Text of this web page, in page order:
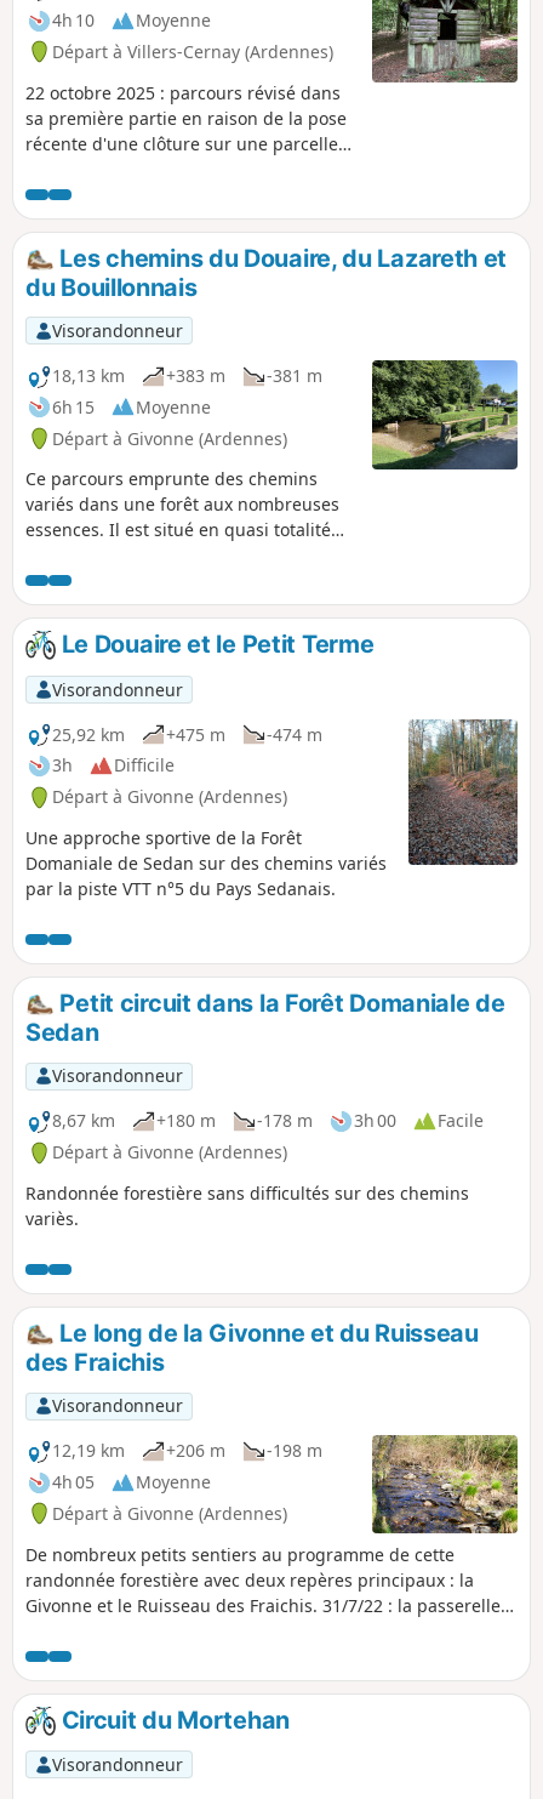
4h 10
Moyenne
Départ à Villers-Cernay (Ardennes)
22 octobre 2025 : parcours révisé dans
sa première partie en raison de la pose
récente d'une clôture sur une parcelle
forestier parfois sauvage, à proximité de
la Belgique. Il aborde, surtout dans sa
première partie, des espaces naturels
peu fréquentés. Les modestes ruisseaux
y ont façonné un relief étonnant. La
Roche au Sel, Le Gros Chêne, et l’Étang
la Motte mériteront un petit coup d'œil
dans la deuxième partie du parcours.
Les chemins du Douaire, du Lazareth et
du Bouillonnais
Visorandonneur
18,13 km
+383 m
-381 m
6h 15
Moyenne
Départ à Givonne (Ardennes)
Ce parcours emprunte des chemins
variés dans une forêt aux nombreuses
essences. Il est situé en quasi totalité
Le Douaire et le Petit Terme
Visorandonneur
25,92 km
+475 m
-474 m
3h
Difficile
Départ à Givonne (Ardennes)
Une approche sportive de la Forêt
Domaniale de Sedan sur des chemins variés
par la piste VTT n°5 du Pays Sedanais.
Petit circuit dans la Forêt Domaniale de
Sedan
Visorandonneur
8,67 km
+180 m -178 m 3h 00
Facile
Départ à Givonne (Ardennes)
Randonnée forestière sans difficultés sur des chemins
variès.
Le long de la Givonne et du Ruisseau
des Fraichis
Visorandonneur
12,19 km
+206 m
-198 m
4h 05
Moyenne
Départ à Givonne (Ardennes)
De nombreux petits sentiers au programme de cette
randonnée forestière avec deux repères principaux : la
Givonne et le Ruisseau des Fraichis. 31/7/22 : la passerelle
Circuit du Mortehan
Visorandonneur